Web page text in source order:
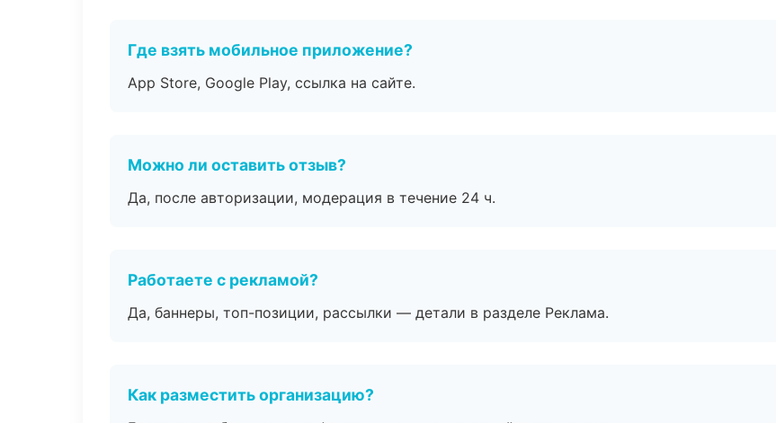
Где взять мобильное приложение?
App Store, Google Play, ссылка на сайте.
Можно ли оставить отзыв?
Да, после авторизации, модерация в течение 24 ч.
Работаете с рекламой?
Да, баннеры, топ-позиции, рассылки — детали в разделе Реклама.
Как разместить организацию?